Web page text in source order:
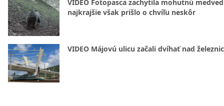
VIDEO Fotopasca zachytila mohutnú
najkrajšie však prišlo o chvíľu neskôr
VIDEO Májovú ulicu začali dvíhať nad